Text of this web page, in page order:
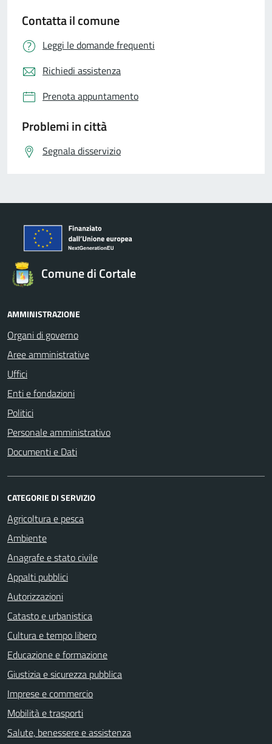
Contatta il comune
Leggi le domande frequenti
Richiedi assistenza
Prenota appuntamento
Problemi in città
Segnala disservizio
Comune di Cortale
AMMINISTRAZIONE
Organi di governo
Aree amministrative
Uffici
Enti e fondazioni
Politici
Personale amministrativo
Documenti e Dati
CATEGORIE DI SERVIZIO
Agricoltura e pesca
Ambiente
Anagrafe e stato civile
Appalti pubblici
Autorizzazioni
Catasto e urbanistica
Cultura e tempo libero
Educazione e formazione
Giustizia e sicurezza pubblica
Imprese e commercio
Mobilità e trasporti
Salute, benessere e assistenza